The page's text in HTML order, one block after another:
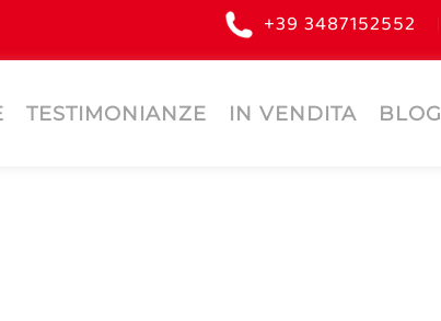
+39 3487152552
TESTIMONIANZE IN VENDITA BLOG